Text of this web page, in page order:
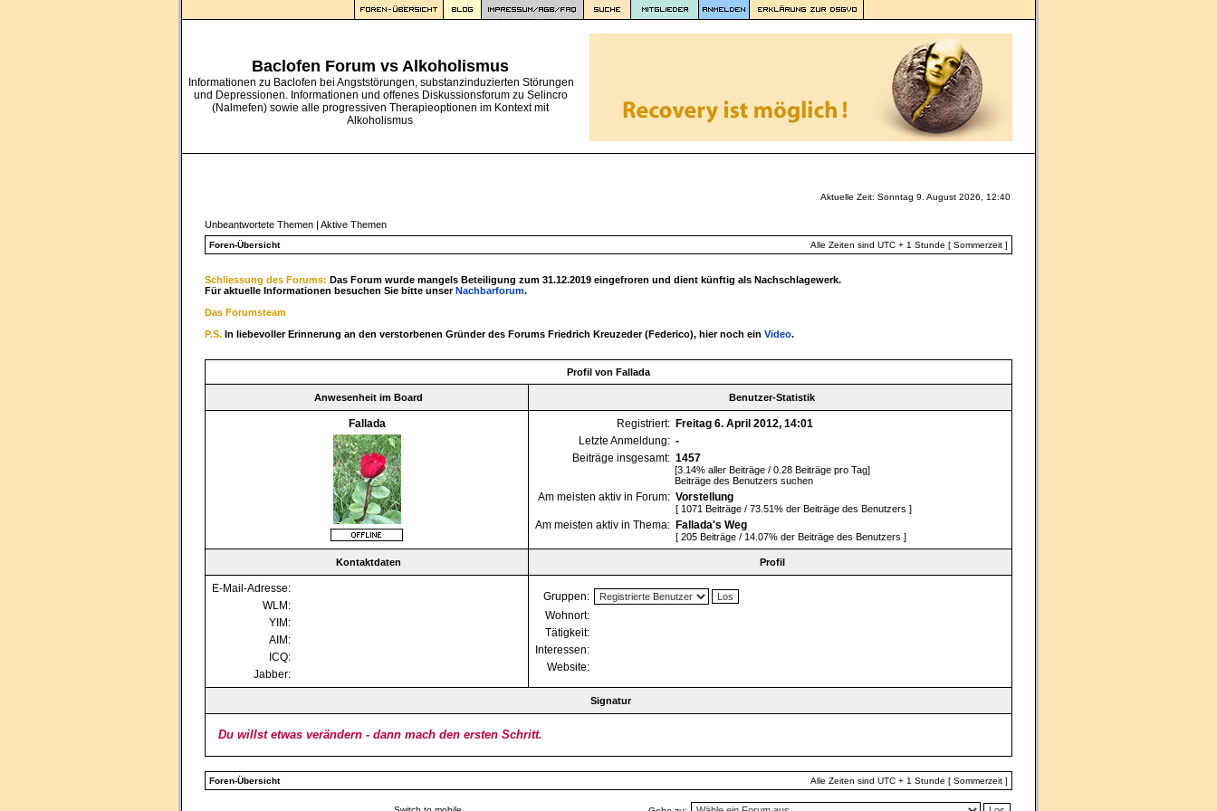
Baclofen Forum vs Alkoholismus
Informationen zu Baclofen bei Angststörungen, substanzinduzierten Störungen
und Depressionen. Informationen und offenes Diskussionsforum zu Selincro
(Nalmefen) sowie alle progressiven Therapieoptionen im Kontext mit
Alkoholismus
Aktuelle Zeit: Sonntag 9. August 2026, 12:40
Unbeantwortete Themen | Aktive Themen
Foren-Übersicht Alle Zeiten sind UTC + 1 Stunde [ Sommerzeit ]
Schliessung des Forums: Das Forum wurde mangels Beteiligung zum 31.12.2019 eingefroren und dient künftig als Nachschlagewerk.
Für aktuelle Informationen besuchen Sie bitte unserNachbarforum.
Das Forumsteam
P.S. In liebevoller Erinnerung an den verstorbenen Gründer des Forums Friedrich Kreuzeder (Federico), hier noch ein Video.
Profil von Fallada
Anwesenheit im Board Benutzer-Statistik
Fallada Registriert: Freitag 6. April 2012, 14:01
Letzte Anmeldung: -
Beiträge insgesamt: 1457
[3.14% aller Beiträge / 0.28 Beiträge pro Tag]
Beiträge des Benutzers suchen
Am meisten aktiv in Forum: Vorstellung
[ 1071 Beiträge / 73.51% der Beiträge des Benutzers ]
Am meisten aktiv in Thema: Fallada's Weg
[ 205 Beiträge / 14.07% der Beiträge des Benutzers ]
Kontaktdaten Profil
E-Mail-Adresse:
WLM:
YIM:
AIM:
ICQ:
Jabber:
Gruppen:
Wohnort:
Tätigkeit:
Interessen:
Website:
Signatur
Du willst etwas verändern - dann mach den ersten Schritt.
Foren-Übersicht Alle Zeiten sind UTC + 1 Stunde [ Sommerzeit ]